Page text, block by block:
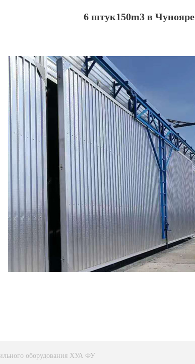
6 штук150m3 в Чунояре
оборудования ХУА ФУ